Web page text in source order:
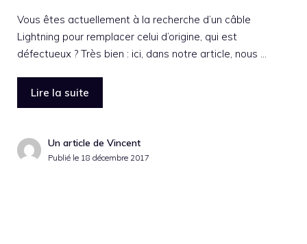
Vous êtes actuellement à la recherche d’un câble
Lightning pour remplacer celui d’origine, qui est
défectueux ? Très bien : ici, dans notre article, nous …
Lire la suite
Un article de Vincent
Publié le 18 décembre 2017